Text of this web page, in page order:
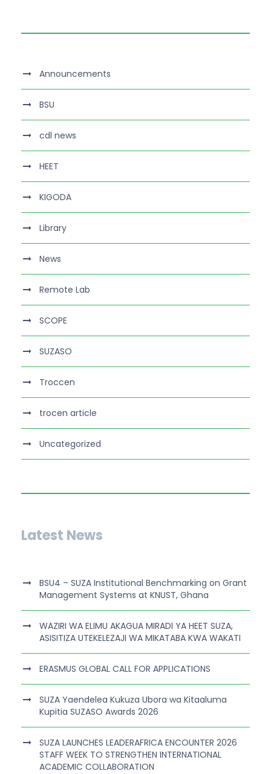
Announcements
BSU
cdl news
HEET
KIGODA
Library
News
Remote Lab
SCOPE
SUZASO
Troccen
trocen article
Uncategorized
Latest News
BSU4 – SUZA Institutional Benchmarking on Grant
Management Systems at KNUST, Ghana
WAZIRI WA ELIMU AKAGUA MIRADI YA HEET SUZA,
ASISITIZA UTEKELEZAJI WA MIKATABA KWA WAKATI
ERASMUS GLOBAL CALL FOR APPLICATIONS
SUZA Yaendelea Kukuza Ubora wa Kitaaluma
Kupitia SUZASO Awards 2026
SUZA LAUNCHES LEADERAFRICA ENCOUNTER 2026
STAFF WEEK TO STRENGTHEN INTERNATIONAL
ACADEMIC COLLABORATION